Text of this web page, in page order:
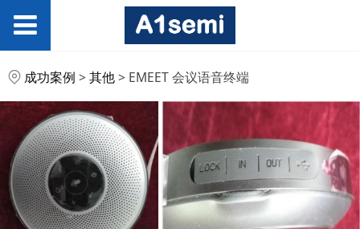
EMEET 会议语音终端
成功案例 >其他> EMEET 会议语音终端